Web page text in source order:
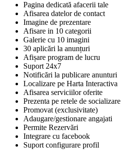
Pagina dedicată afacerii tale
Afisarea datelor de contact
Imagine de prezentare
Afisare in 10 categorii
Galerie cu 10 imagini
30 aplicări la anunțuri
Afișare program de lucru
Suport 24x7
Notificări la publicare anunturi
Localizare pe Harta Interactiva
Afisarea serviciilor oferite
Prezenta pe retele de socializare
Promovat (exclusivitate)
Adaugare/gestionare angajati
Permite Rezervări
Integrare cu facebook
Suport configurare profil